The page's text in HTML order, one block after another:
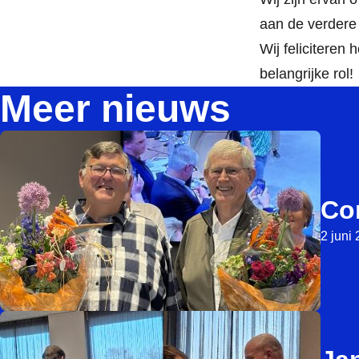
aan de
Wij feliciteren
belangrijke rol!
Meer nieuws
2 juni